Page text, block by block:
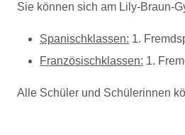
Sie können sich am Lily-Braun-
Spanischklassen: 1.
Französischklassen: 1.
Alle Schüler und Schülerinnen